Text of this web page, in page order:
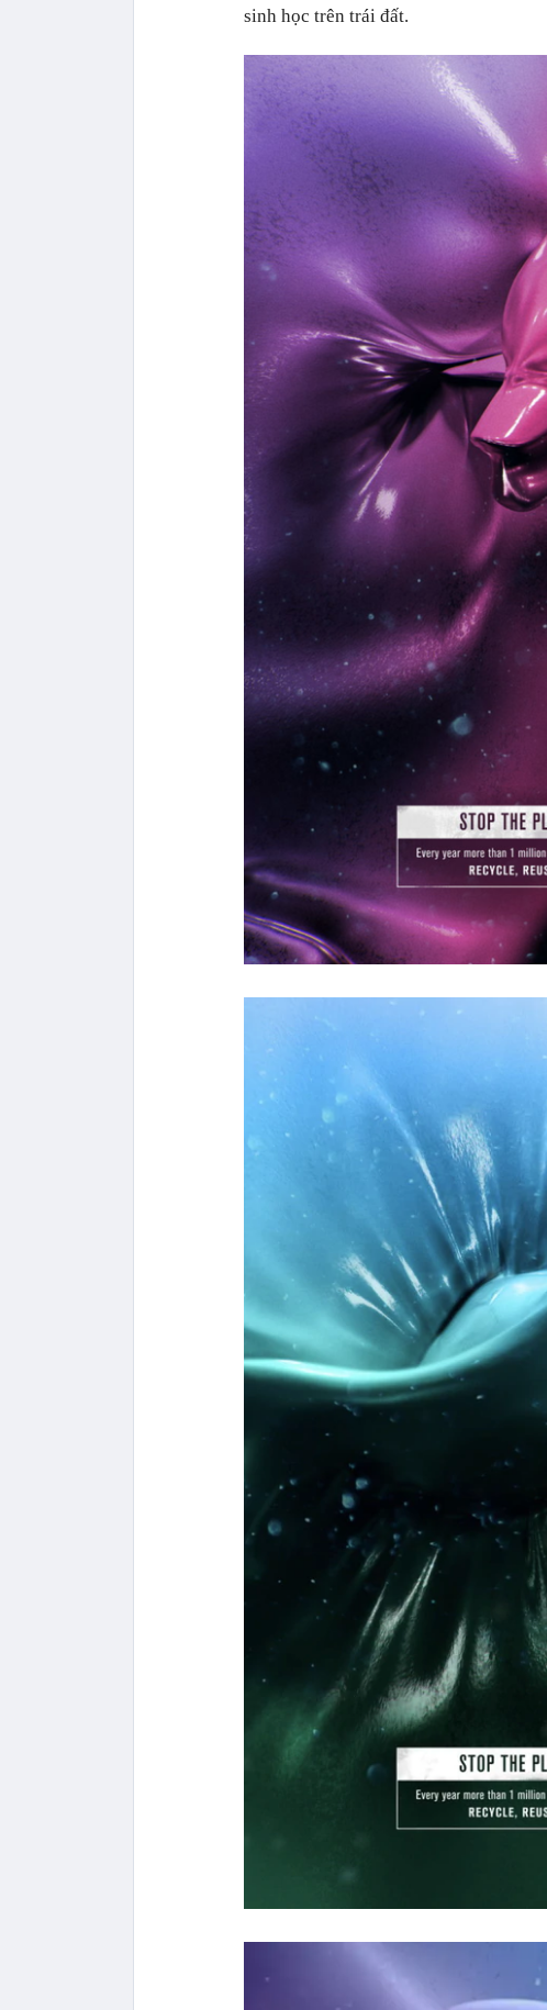
sinh học trên trái đất.